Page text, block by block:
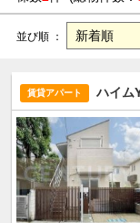
並び順 ：
賃貸アパート ハイム